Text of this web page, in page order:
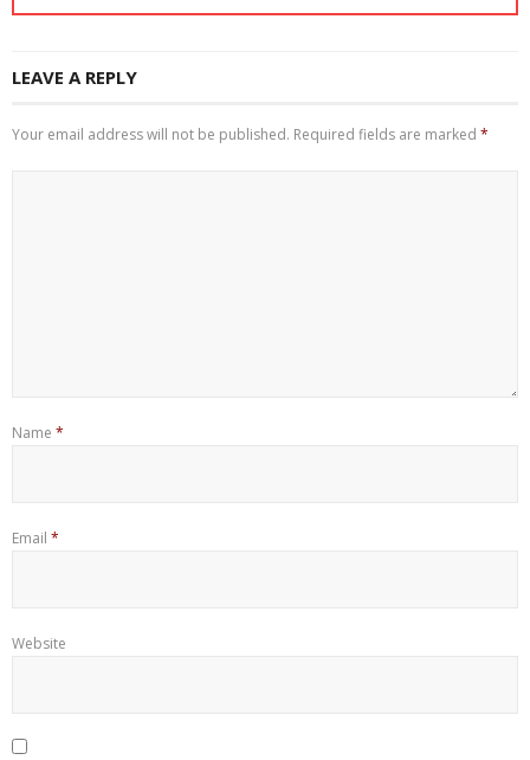
LEAVE A REPLY
Your email address will not be published. Required fields are marked *
Name *
Email *
Website